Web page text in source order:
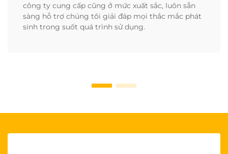
công ty cung cấp cũng ở mức xuất sắc, luôn sẵn
sàng hỗ trợ chúng tôi giải đáp mọi thắc mắc phát
sinh trong suốt quá trình sử dụng.